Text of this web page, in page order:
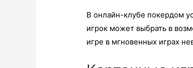
В онлайн-клубе покердом
игрок может выбрать в
игре в мгновенных играх